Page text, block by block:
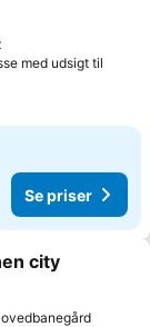
med udsigt til
Se priser
city